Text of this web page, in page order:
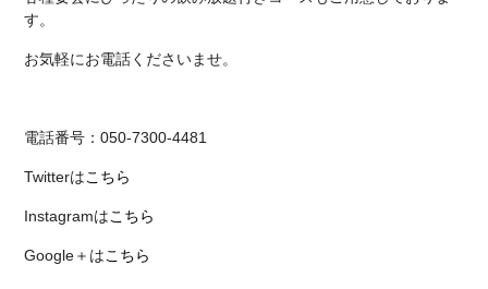
す。
お気軽にお電話くださいませ。
電話番号：050-7300-4481
Twitterはこちら
Instagramはこちら
Google＋はこちら